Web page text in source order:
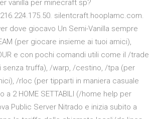
vanilla per minecraft sp?
silentcraft.hooplamc.com.
dove giocavo Un Semi-Vanilla sempre
(per giocare insieme ai tuoi amici),
e con pochi comandi utili come il /trade
senza truffa), /warp, /cestino, /tpa (per
/rloc (per tipparti in maniera casuale
a 2 HOME SETTABILI (/home help per
Public Server Nitrado e inizia subito a